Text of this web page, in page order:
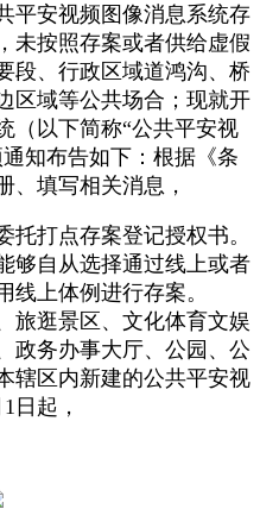
平安视频图像消息系统存
未按照存案或者供给虚假
段、行政区域道鸿沟、桥
区域等公共场合；现就开
（以下简称“公共平安视
知布告如下：根据《条
、填写相关消息，
打点存案登记授权书。
够自从选择通过线上或者
线上体例进行存案。
旅逛景区、文化体育文娱
政务办事大厅、公园、公
辖区内新建的公共平安视
日起，